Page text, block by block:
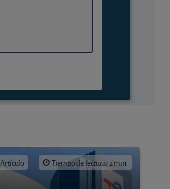
Artículo Tiempo de lectura: 2 min.